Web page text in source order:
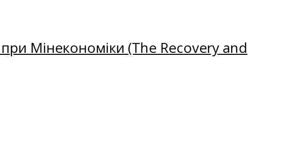
Мінекономіки (The Recovery and